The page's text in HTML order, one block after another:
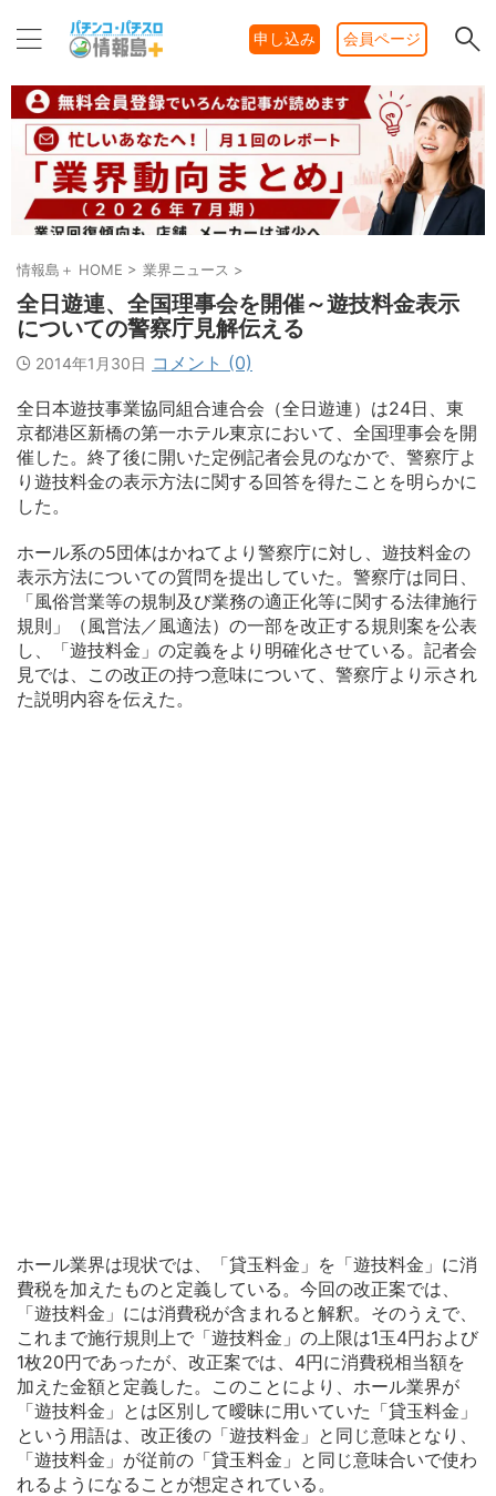
申し込み 会員ページ
情報島＋ HOME > 業界ニュース >
全日遊連、全国理事会を開催～遊技料金表示
についての警察庁見解伝える
2014年1月30日 コメント (0)
全日本遊技事業協同組合連合会（全日遊連）は24日、東
京都港区新橋の第一ホテル東京において、全国理事会を開
催した。終了後に開いた定例記者会見のなかで、警察庁よ
り遊技料金の表示方法に関する回答を得たことを明らかに
した。
ホール系の5団体はかねてより警察庁に対し、遊技料金の
表示方法についての質問を提出していた。警察庁は同日、
「風俗営業等の規制及び業務の適正化等に関する法律施行
規則」（風営法／風適法）の一部を改正する規則案を公表
し、「遊技料金」の定義をより明確化させている。記者会
見では、この改正の持つ意味について、警察庁より示され
た説明内容を伝えた。
ホール業界は現状では、「貸玉料金」を「遊技料金」に消
費税を加えたものと定義している。今回の改正案では、
「遊技料金」には消費税が含まれると解釈。そのうえで、
これまで施行規則上で「遊技料金」の上限は1玉4円および
1枚20円であったが、改正案では、4円に消費税相当額を
加えた金額と定義した。このことにより、ホール業界が
「遊技料金」とは区別して曖昧に用いていた「貸玉料金」
という用語は、改正後の「遊技料金」と同じ意味となり、
「遊技料金」が従前の「貸玉料金」と同じ意味合いで使わ
れるようになることが想定されている。